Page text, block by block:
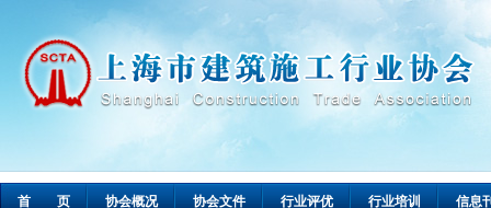
首 页 协会概况 协会文件 行业评优 行业培训 信息